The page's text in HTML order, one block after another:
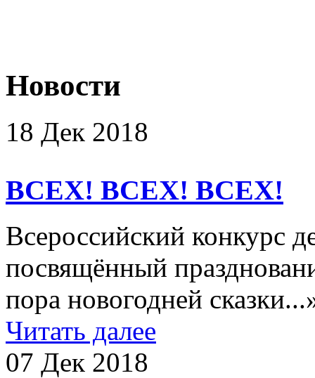
Новости
18 Дек 2018
ВСЕХ! ВСЕХ! ВСЕХ!
Всероссийский конкурс
посвящённый
пора новогодней
Читать далее
07 Дек 2018